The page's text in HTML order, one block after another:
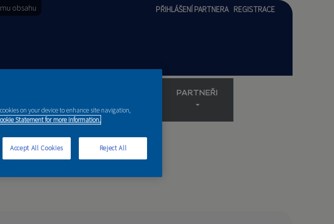
obsahu PŘIHLÁŠENÍ PARTNERA REGISTRACE
PARTNEŘI
on your device to enhance site navigation,
Statement for more information.
Reject All
Accept All Cookies